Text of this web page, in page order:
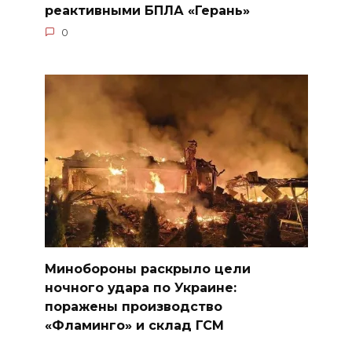
реактивными БПЛА «Герань»
0
Минобороны раскрыло цели
ночного удара по Украине:
поражены производство
«Фламинго» и склад ГСМ